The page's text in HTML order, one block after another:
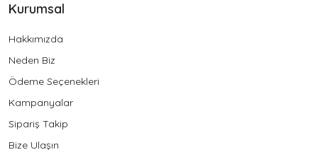
Kurumsal
Hakkımızda
Neden Biz
Ödeme Seçenekleri
Kampanyalar
Sipariş Takip
Bize Ulaşın